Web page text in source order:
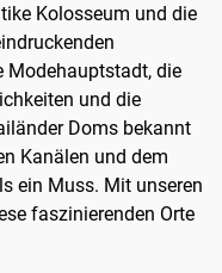
Kolosseum und die
Modehauptstadt, die
und die
Doms bekannt
Kanälen und dem
ein Muss. Mit unseren
faszinierenden Orte